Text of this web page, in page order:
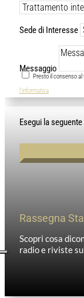
Sede di Interesse
Messaggio
Presto il consenso
l'informativa
Rassegna
Scopri cosa
radio e riviste